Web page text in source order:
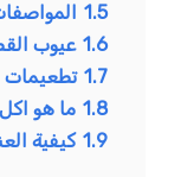
1.5 المواصفات
1.6 عيوب القطط
تطعيمات
1.8 ما هو اكل
1.9 كيفية